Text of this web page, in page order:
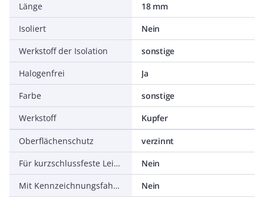
Länge
18 mm
Isoliert
Nein
Werkstoff der Isolation
sonstige
Halogenfrei
Ja
Farbe
sonstige
Werkstoff
Kupfer
Oberflächenschutz
verzinnt
Für kurzschlussfeste Leitungen
Nein
Mit Kennzeichnungsfahne
Nein